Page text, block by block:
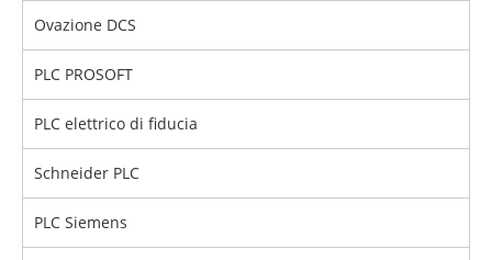
Ovazione DCS
PLC PROSOFT
PLC elettrico di fiducia
Schneider PLC
PLC Siemens